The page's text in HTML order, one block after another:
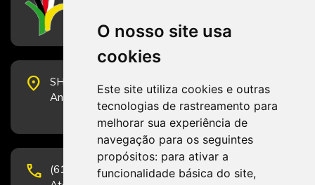
O nosso site usa
cookies
Este site utiliza cookies e outras
tecnologias de rastreamento para
melhorar sua experiência de
navegação para os seguintes
propósitos: para ativar a
funcionalidade básica do site,
place
SHS Quadra 6, Bloco E, Complexo Brasil 21, 20º
Andar, Sala 2001 - CEP 70322-915 - Brasília/DF
phone
(61) 3223-1652 e (61) 98131-3801.